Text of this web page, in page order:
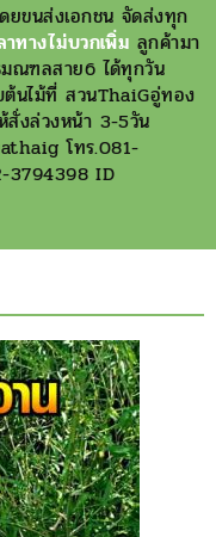
ยขนส่งเอกชน จัดส่งทุก
าทางไม่บวกเพิ่ม ลูกค้ามา
มณฑลสาย6 ได้ทุกวัน
นไม้ที่ สวนThaiGอู่ทอง
งล่วงหน้า 3-5วัน
โทร.081-
ID